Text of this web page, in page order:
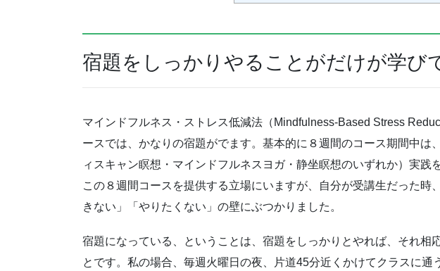
宿題をしっかりやることがだけが学び
マインドフルネス・ストレス低減法（Mindfulness-Based Stress
ースでは、かなりの宿題がでます。基本的に８週間のコース期間中は
ィスキャン瞑想・マインドフルネスヨガ・静坐瞑想のいずれか）実践
この８週間コースを提供する立場にいますが、自分が受講生だった時
きない」「やりたくない」の壁にぶつかりました。
宿題になっている、ということは、宿題をしっかりとやれば、それ相
とです。私の場合、毎週火曜日の夜、片道45分近くかけてクラスに通